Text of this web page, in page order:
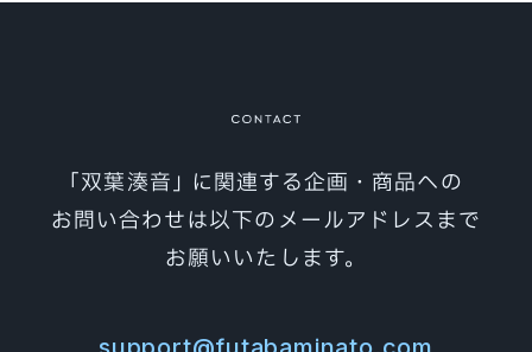
｢双葉湊音｣ に関連する企画・商品への
お問い合わせは以下のメールアドレスまで
お願いいたします。